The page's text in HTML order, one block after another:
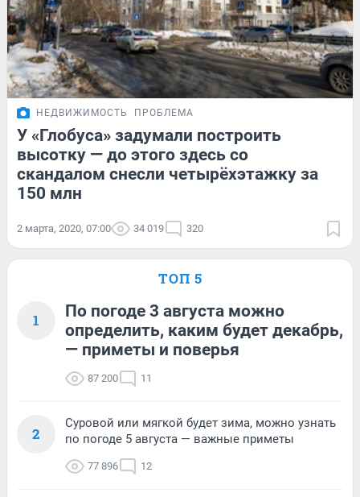
НЕДВИЖИМОСТЬ ПРОБЛЕМА
У «Глобуса» задумали построить
высотку — до этого здесь со
скандалом снесли четырёхэтажку за
150 млн
2 марта, 2020, 07:00 34 019 320
ТОП 5
1
По погоде 3 августа можно
определить, каким будет декабрь,
— приметы и поверья
87 200 11
2
Суровой или мягкой будет зима, можно узнать
по погоде 5 августа — важные приметы
77 896 12